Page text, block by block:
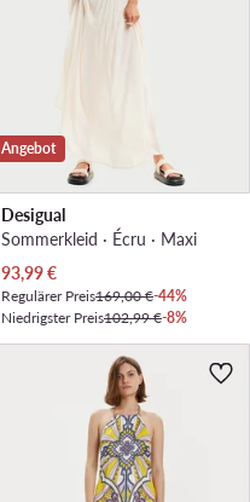
Angebot
Desigual
Sommerkleid · Écru · Maxi
Aktueller Preis
93,99€
Regulärer Preis169,00 €-44%
Niedrigster Preis102,99 €-8%